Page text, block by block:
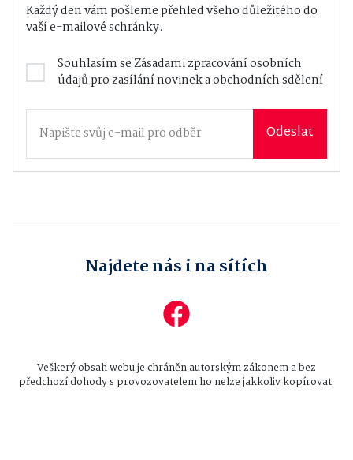
Každý den vám pošleme přehled všeho důležitého do
vaší e-mailové schránky.
Souhlasím seZásadami zpracování osobních
údajůpro zasílání novinek a obchodních sdělení
Odeslat
Najdete nás i na sítích
Veškerý obsah webu je chráněn autorským zákonem a bez
předchozí dohody s provozovatelem ho nelze jakkoliv kopírovat.